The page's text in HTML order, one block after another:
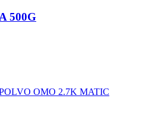
500G